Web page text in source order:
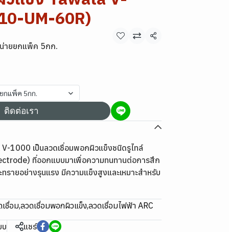
UM-60R)
ายยกแพ็ค 5กก.
แชร์
กแพ็ค 5กก.
ติดต่อเรา
1000 เป็นลวดเชื่อมพอกผิวแข็งชนิดรูไทล์
ที่ออกแบบมาเพื่อความทนทานต่อการสึก
รายอย่างรุนแรง มีความแข็งสูงและเหมาะสำหรับ
ชื่อม,ลวดเชื่อมพอกผิวแข็ง,ลวดเชื่อมไฟฟ้า ARC
บ แชร์